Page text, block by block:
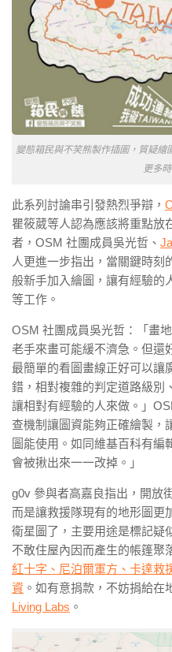
變態箱民與不笑熊製作插圖，質疑
更多
此系列討論串引發熱烈爭辯，
瞿筱葳等人認為應該將重點放
者，OSM 社團成員吳光哲、
人更進一步指出，當關鍵時刻
般新手加入繪圖，讓有經驗的
等工作。
OSM 社團成員吳光哲：「畫
老手來畫可能緩不濟急。但還
最簡單的看圖畫線正好可以讓
錯，相對複雜的判定道路級別
讓相對有經驗的人來做。」
查機制讓圖資能夠正確繪製，
圖能使用。如同維基百科有編
會被揪出來一一改掉。」
g0v 參與者高嘉良指出，開放
而是讓救援隊現有的地形圖更
衛星圖了，主要用途是標記疑
不敢住屋內因而產生的帳篷聚
紅十字、尼泊爾軍方、卡達救
資 。如有意捐款，不妨捐給在
Living Labs 。